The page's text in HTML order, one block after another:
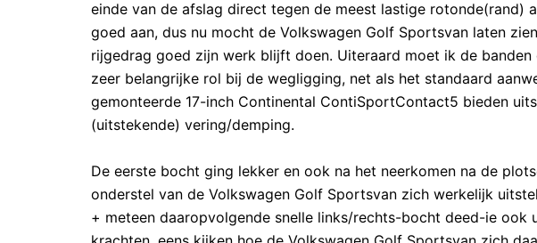
einde van de afslag direct tegen de meest lastige rotonde(rand)
goed aan, dus nu mocht de Volkswagen Golf Sportsvan laten
rijgedrag goed zijn werk blijft doen. Uiteraard moet ik de
zeer belangrijke rol bij de wegligging, net als het standaard
gemonteerde 17-inch Continental ContiSportContact5 bieden
(uitstekende) vering/demping.
De eerste bocht ging lekker en ook na het neerkomen na de
onderstel van de Volkswagen Golf Sportsvan zich werkelijk
+ meteen daaropvolgende snelle links/rechts-bocht deed-ie